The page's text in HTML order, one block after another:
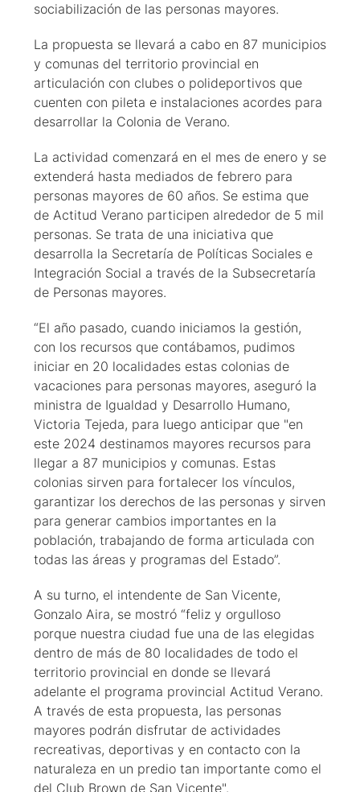
sociabilización de las personas mayores.
La propuesta se llevará a cabo en 87 municipios
y comunas del territorio provincial en
articulación con clubes o polideportivos que
cuenten con pileta e instalaciones acordes para
desarrollar la Colonia de Verano.
La actividad comenzará en el mes de enero y se
extenderá hasta mediados de febrero para
personas mayores de 60 años. Se estima que
de Actitud Verano participen alrededor de 5 mil
personas. Se trata de una iniciativa que
desarrolla la Secretaría de Políticas Sociales e
Integración Social a través de la Subsecretaría
de Personas mayores.
“El año pasado, cuando iniciamos la gestión,
con los recursos que contábamos, pudimos
iniciar en 20 localidades estas colonias de
vacaciones para personas mayores, aseguró la
ministra de Igualdad y Desarrollo Humano,
Victoria Tejeda, para luego anticipar que "en
este 2024 destinamos mayores recursos para
llegar a 87 municipios y comunas. Estas
colonias sirven para fortalecer los vínculos,
garantizar los derechos de las personas y sirven
para generar cambios importantes en la
población, trabajando de forma articulada con
todas las áreas y programas del Estado”.
A su turno, el intendente de San Vicente,
Gonzalo Aira, se mostró “feliz y orgulloso
porque nuestra ciudad fue una de las elegidas
dentro de más de 80 localidades de todo el
territorio provincial en donde se llevará
adelante el programa provincial Actitud Verano.
A través de esta propuesta, las personas
mayores podrán disfrutar de actividades
recreativas, deportivas y en contacto con la
naturaleza en un predio tan importante como el
del Club Brown de San Vicente".